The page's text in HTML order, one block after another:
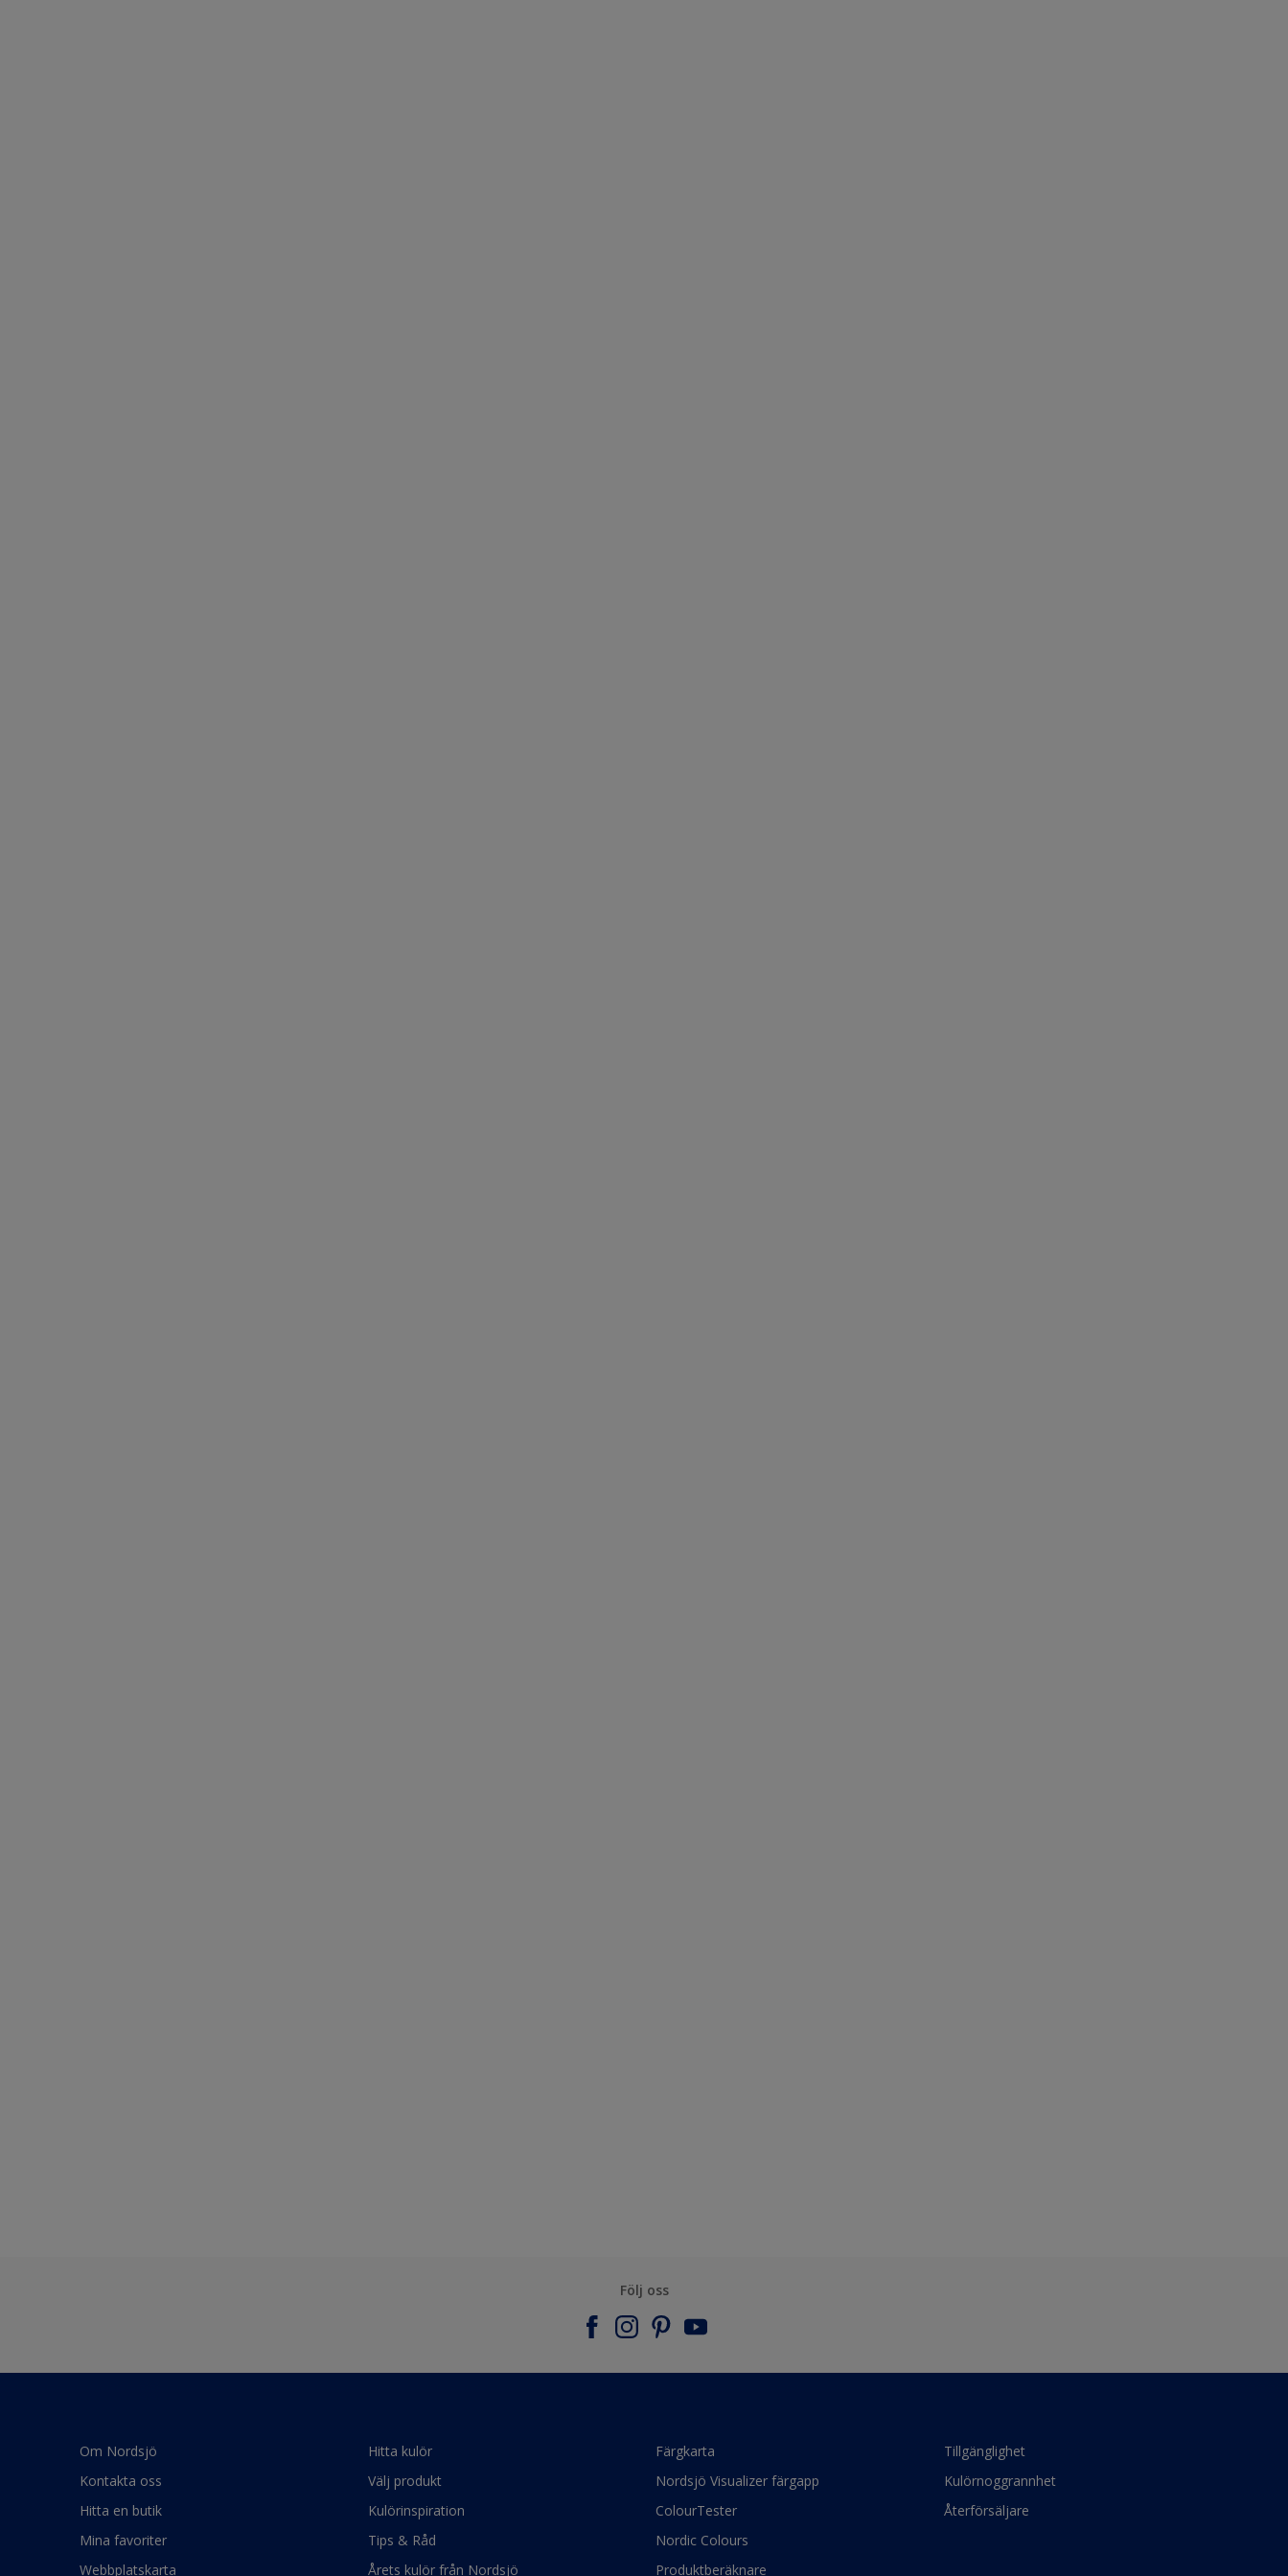
Följ oss
Om Nordsjö
Kontakta oss
Hitta en butik
Mina favoriter
Webbplatskarta
Hitta kulör
Välj produkt
Kulörinspiration
Tips & Råd
Årets kulör från Nordsjö
Färgkarta
Nordsjö Visualizer färgapp
ColourTester
Nordic Colours
Produktberäknare
Tillgänglighet
Kulörnoggrannhet
Återförsäljare